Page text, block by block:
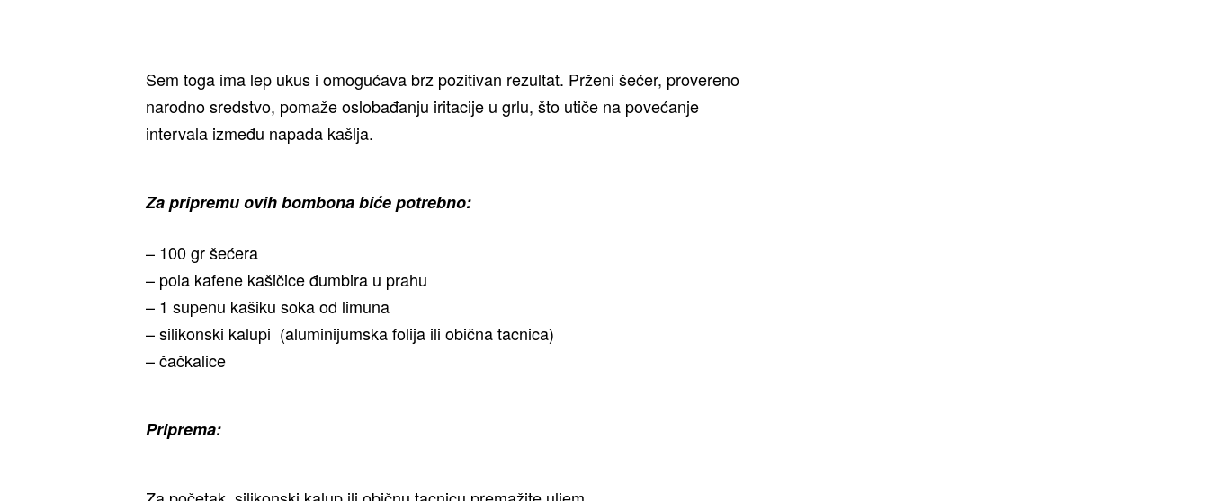
Sem toga ima lep ukus i omogućava brz pozitivan rezultat. Prženi šećer, provereno
narodno sredstvo, pomaže oslobađanju iritacije u grlu, što utiče na povećanje
intervala između napada kašlja.
Za pripremu ovih bombona biće potrebno:
– 100 gr šećera
– pola kafene kašičice đumbira u prahu
– 1 supenu kašiku soka od limuna
– silikonski kalupi (aluminijumska folija ili obična tacnica)
– čačkalice
Priprema: